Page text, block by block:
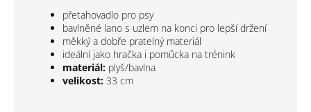
přetahovadlo pro psy
bavlněné lano s uzlem na konci pro lepší držení
měkký a dobře pratelný materiál
ideální jako hračka i pomůcka na trénink
materiál: plyš/bavlna
velikost: 33 cm